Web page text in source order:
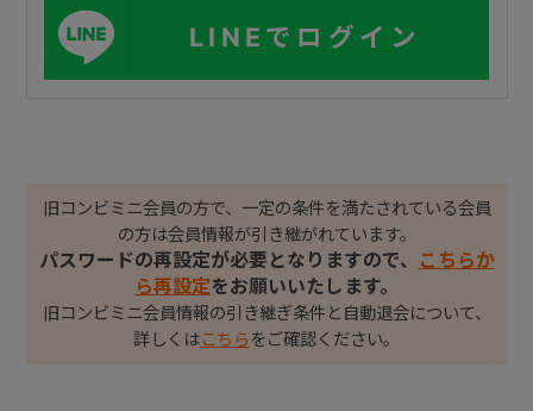
LINEでログイン
旧コンビミニ会員の方で、一定の条件を満たされている会員
の方は会員情報が引き継がれています。
パスワードの再設定が必要となりますので、
こちらか
ら再設定をお願いいたします。
旧コンビミニ会員情報の引き継ぎ条件と自動退会について、
詳しくはこちら をご確認ください。